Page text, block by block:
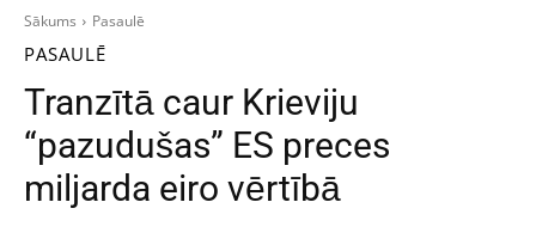
Sākums Pasaulē
PASAULĒ
Tranzītā caur Krieviju
“pazudušas” ES preces
miljarda eiro vērtībā